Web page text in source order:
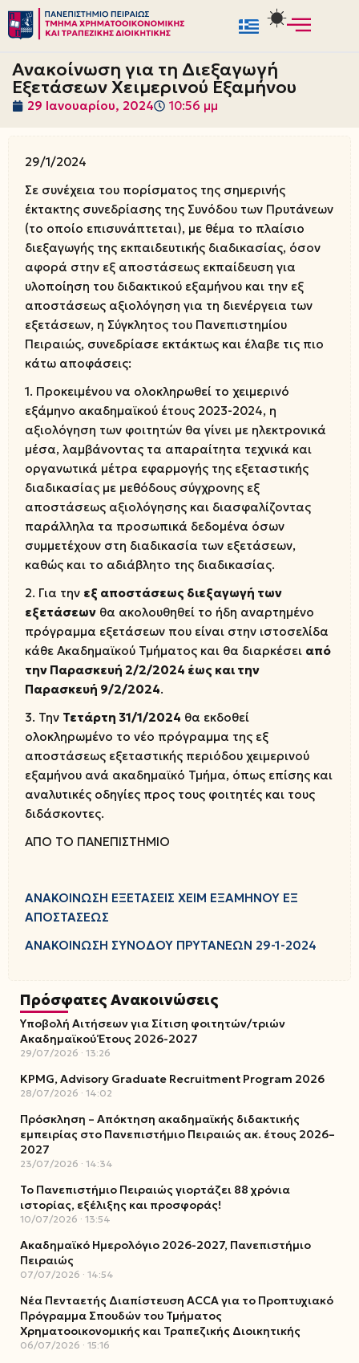
Μεταπηδήστε
στο
περιεχόμενο
Ανακοίνωση για τη Διεξαγωγή
Εξετάσεων Χειμερινού Εξαμήνου
29 Ιανουαρίου, 2024 10:56 μμ
29/1/2024
Σε συνέχεια του πορίσματος της σημερινής
έκτακτης συνεδρίασης της Συνόδου των Πρυτάνεων
(το οποίο επισυνάπτεται), με θέμα το πλαίσιο
διεξαγωγής της εκπαιδευτικής διαδικασίας, όσον
αφορά στην εξ αποστάσεως εκπαίδευση για
υλοποίηση του διδακτικού εξαμήνου και την εξ
αποστάσεως αξιολόγηση για τη διενέργεια των
εξετάσεων, η Σύγκλητος του Πανεπιστημίου
Πειραιώς, συνεδρίασε εκτάκτως και έλαβε τις πιο
κάτω αποφάσεις:
1. Προκειμένου να ολοκληρωθεί το χειμερινό
εξάμηνο ακαδημαϊκού έτους 2023-2024, η
αξιολόγηση των φοιτητών θα γίνει με ηλεκτρονικά
μέσα, λαμβάνοντας τα απαραίτητα τεχνικά και
οργανωτικά μέτρα εφαρμογής της εξεταστικής
διαδικασίας με μεθόδους σύγχρονης εξ
αποστάσεως αξιολόγησης και διασφαλίζοντας
παράλληλα τα προσωπικά δεδομένα όσων
συμμετέχουν στη διαδικασία των εξετάσεων,
καθώς και το αδιάβλητο της διαδικασίας.
2. Για την εξ αποστάσεως διεξαγωγή των
εξετάσεων θα ακολουθηθεί το ήδη αναρτημένο
πρόγραμμα εξετάσεων που είναι στην ιστοσελίδα
κάθε Ακαδημαϊκού Τμήματος και θα διαρκέσει από
την Παρασκευή 2/2/2024 έως και την
Παρασκευή 9/2/2024.
3. Την Τετάρτη 31/1/2024 θα εκδοθεί
ολοκληρωμένο το νέο πρόγραμμα της εξ
αποστάσεως εξεταστικής περιόδου χειμερινού
εξαμήνου ανά ακαδημαϊκό Τμήμα, όπως επίσης και
αναλυτικές οδηγίες προς τους φοιτητές και τους
διδάσκοντες.
ΑΠΟ ΤΟ ΠΑΝΕΠΙΣΤΗΜΙΟ
ΑΝΑΚΟΙΝΩΣΗ ΕΞΕΤΑΣΕΙΣ ΧΕΙΜ ΕΞΑΜΗΝΟΥ ΕΞ
ΑΠΟΣΤΑΣΕΩΣ
ΑΝΑΚΟΙΝΩΣΗ ΣΥΝΟΔΟΥ ΠΡΥΤΑΝΕΩΝ 29-1-2024
Πρόσφατες Ανακοινώσεις
Υποβολή Αιτήσεων για Σίτιση φοιτητών/τριών
Ακαδημαϊκού Έτους 2026-2027
29/07/2026 13:26
KPMG, Advisory Graduate Recruitment Program 2026
28/07/2026 14:02
Πρόσκληση – Απόκτηση ακαδημαϊκής διδακτικής
εμπειρίας στο Πανεπιστήμιο Πειραιώς ακ. έτους 2026–
2027
23/07/2026 14:34
Το Πανεπιστήμιο Πειραιώς γιορτάζει 88 χρόνια
ιστορίας, εξέλιξης και προσφοράς!
10/07/2026 13:54
Ακαδημαϊκό Ημερολόγιο 2026-2027, Πανεπιστήμιο
Πειραιώς
07/07/2026 14:54
Νέα Πενταετής Διαπίστευση ACCA για το Προπτυχιακό
Πρόγραμμα Σπουδών του Τμήματος
Χρηματοοικονομικής και Τραπεζικής Διοικητικής
06/07/2026 15:16